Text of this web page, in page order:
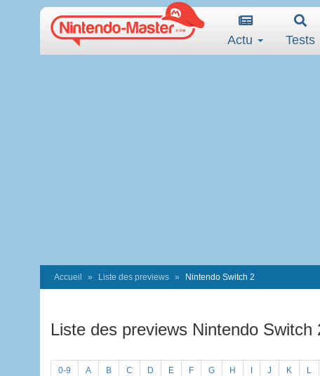
Actu Tests
Accueil Liste des previews Nintendo Switch 2
Liste des previews Nintendo Switch
0-9 A B C D E F G H J K L